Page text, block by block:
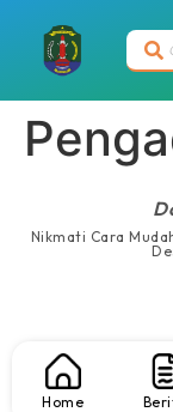
Nikmati Cara
Home